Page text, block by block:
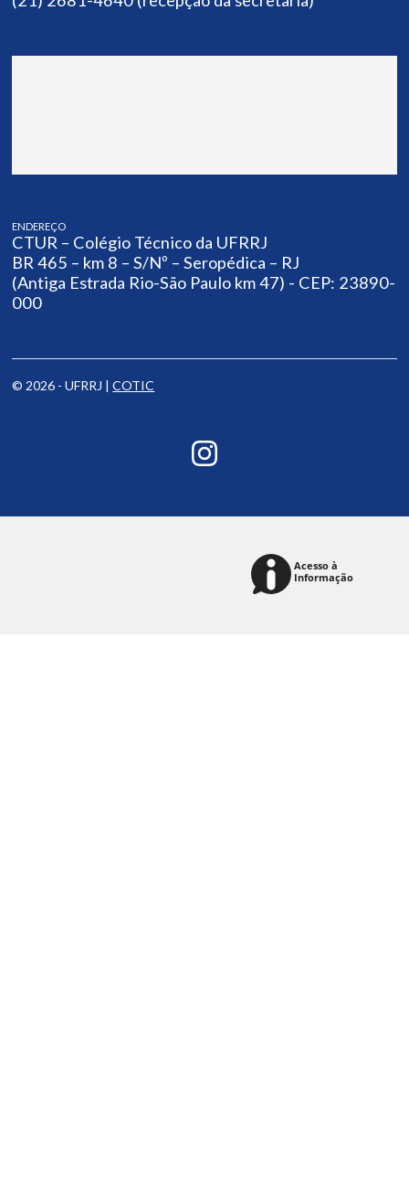
ENDEREÇO
CTUR – Colégio Técnico da UFRRJ
BR 465 – km 8 – S/Nº – Seropédica – RJ
(Antiga Estrada Rio-São Paulo km 47) - CEP: 23890-
000
© 2026 - UFRRJ |COTIC